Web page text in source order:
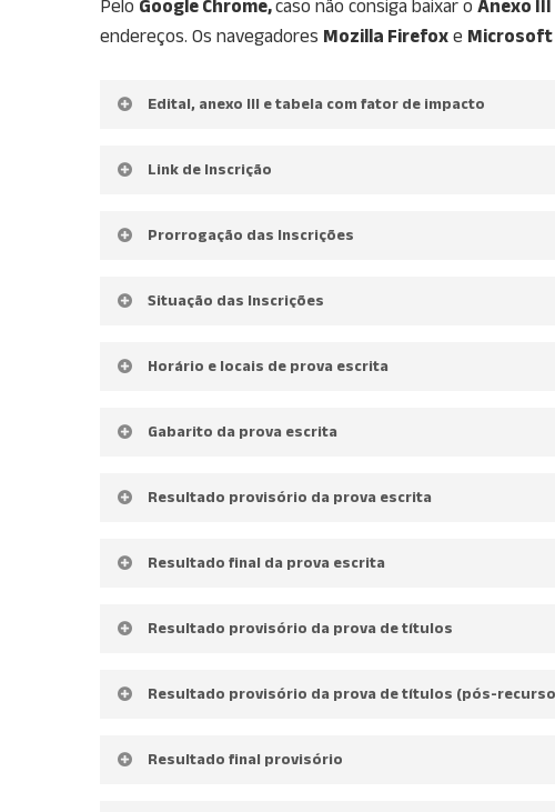
Pelo Google Chrome,caso não consiga baixar oAnexo
endereços. Os navegadores Mozilla Firefox e Microsoft
Edital, anexo III e tabela com fator de impacto
Link de Inscrição
Prorrogação das Inscrições
Situação das Inscrições
Horário e locais de prova escrita
Gabarito da prova escrita
Resultado provisório da prova escrita
Resultado final da prova escrita
Resultado provisório da prova de títulos
Resultado provisório da prova de títulos (pós-
Resultado final provisório